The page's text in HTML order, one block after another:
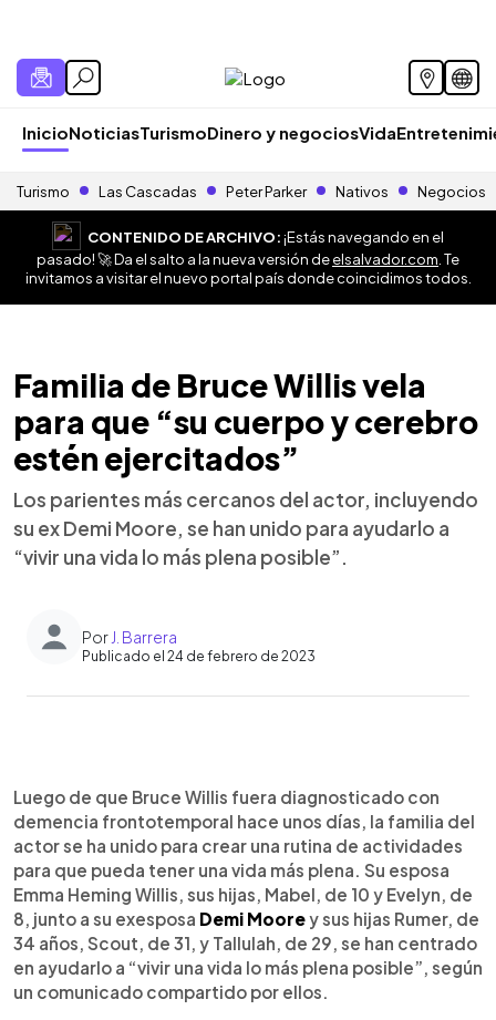
InicioNoticiasTurismoDinero y negociosVida
Turismo Las Cascadas Peter Parker Nativos Negocios
CONTENIDO DE ARCHIVO:¡Estás navegando en el
pasado! 🚀 Da el salto a la nueva versión deelsalvador.com . Te
invitamos a visitar el nuevo portal país donde coincidimos todos.
Familia de Bruce Willis vela
para que “su cuerpo y cerebro
estén ejercitados”
Los parientes más cercanos del actor, incluyendo
su ex Demi Moore, se han unido para ayudarlo a
“vivir una vida lo más plena posible”.
Por J. Barrera
Publicado el 24 de febrero de 2023
► Escuchar artículo
Luego de que Bruce Willis fuera diagnosticado con
demencia frontotemporal hace unos días, la familia del
actor se ha unido para crear una rutina de actividades
para que pueda tener una vida más plena. Su esposa
Emma Heming Willis, sus hijas, Mabel, de 10 y Evelyn, de
8, junto a su exesposa Demi Moorey sus hijas Rumer, de
34 años, Scout, de 31, y Tallulah, de 29, se han centrado
en ayudarlo a “vivir una vida lo más plena posible”, según
un comunicado compartido por ellos.